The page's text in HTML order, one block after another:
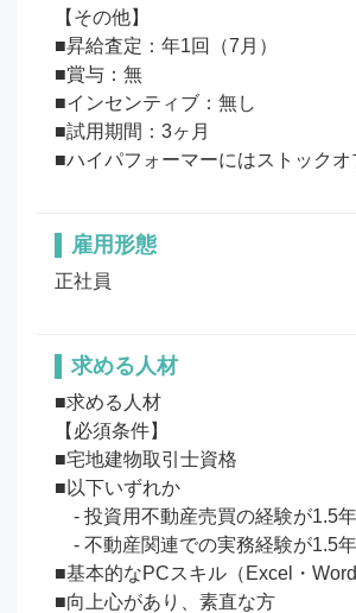
【その他】
■昇給査定：年1回（7月）
■賞与：無
■インセンティブ：無し
■試用期間：3ヶ月
■ハイパフォーマーにはストックオ
雇用形態
正社員
求める人材
■求める人材
【必須条件】
■宅地建物取引士資格
■以下いずれか
- 投資用不動産売買の経験が1.5
- 不動産関連での実務経験が1.5
■基本的なPCスキル（Excel・Word
■向上心があり、素直な方